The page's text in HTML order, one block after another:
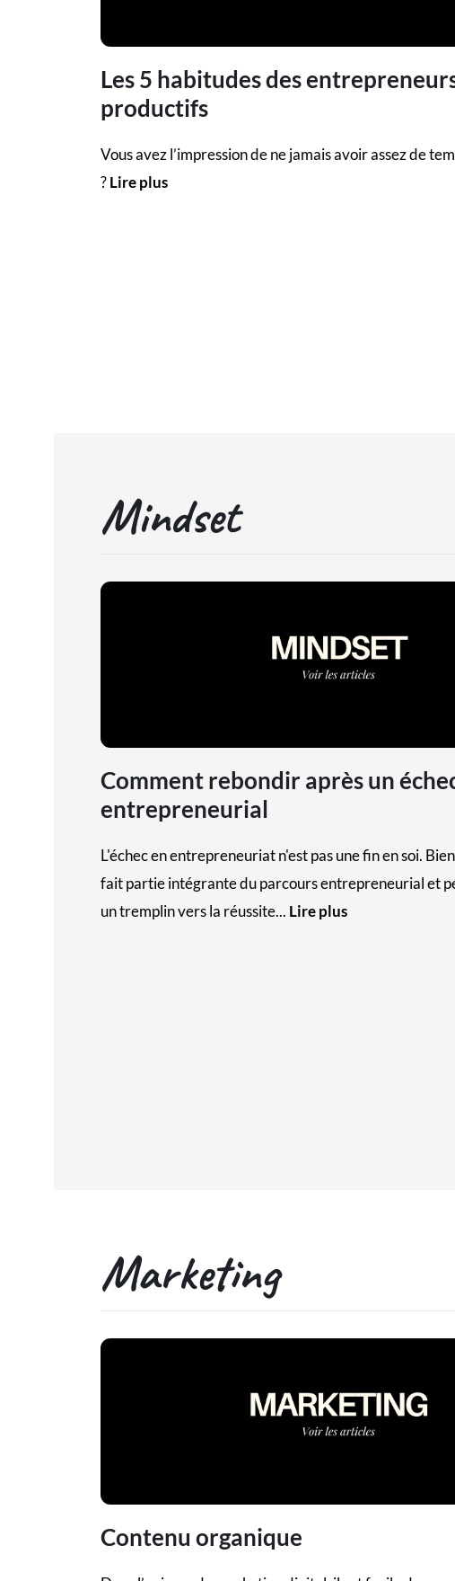
Les 5 habitudes des
productifs
Vous avez l’impression de ne jamais avoir assez de
?Lire plus
Mindset
Comment rebondir après un
entrepreneurial
L'échec en entrepreneuriat n'est pas une fin en soi.
fait partie intégrante du parcours entrepreneurial et
un tremplin vers la réussite... Lire plus
Marketing
Contenu organique